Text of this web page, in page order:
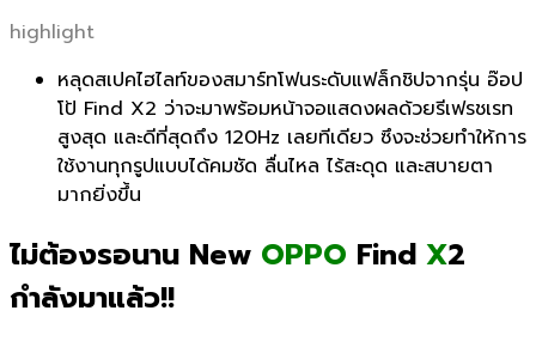
highlight
หลุดสเปคไฮไลท์ของสมาร์ทโฟนระดับแฟล็กชิปจากรุ่น อ๊อป
โป้ Find X2 ว่าจะมาพร้อมหน้าจอแสดงผลด้วยรีเฟรชเรท
สูงสุด และดีที่สุดถึง 120Hz เลยทีเดียว ซึงจะช่วยทำให้การ
ใช้งานทุกรูปแบบได้คมชัด ลื่นไหล ไร้สะดุด และสบายตา
มากยิ่งขึ้น
ไม่ต้องรอนาน New OPPO Find X2
กำลังมาแล้ว!!